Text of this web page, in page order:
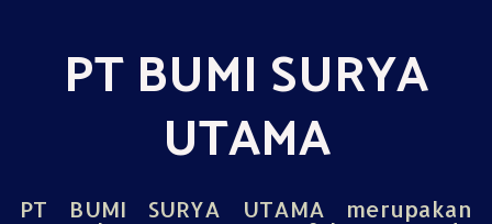
PT BUMI SURYA
UTAMA
PT BUMI SURYA UTAMA merupakan